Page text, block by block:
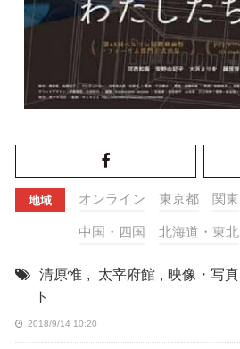
地域 オンライン 東京都 関東
中国・四国 北海道・東北
清原惟 , 太宰府館 , 映像・写真
ト
2018/9/14 10:20